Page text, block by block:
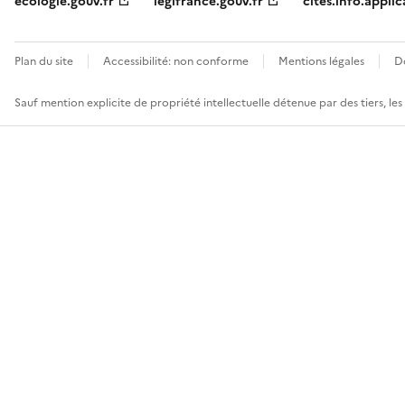
Plan du site Accessibilité: non conforme Mentions légales
Sauf mention explicite de propriété intellectuelle détenue par des tiers,